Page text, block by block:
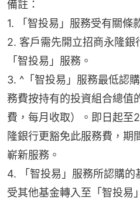
備註：
1. 「智投易」服務受有關條
2. 客戶需先開立招商永隆銀
「智投易」服務。
3. ^「智投易」服務最低認
務費按持有的投資組合總值
費，每月收取）。即日起至
隆銀行更豁免此服務費，期
嶄新服務。
4. 「智投易」服務所認購
受其他基金轉入至「智投易